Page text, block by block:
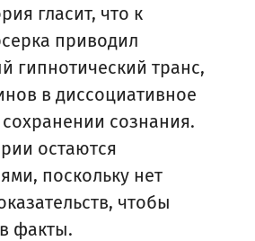
гласит, что к
приводил
гипнотический транс,
в диссоциативное
сознания.
остаются
поскольку нет
чтобы
факты.